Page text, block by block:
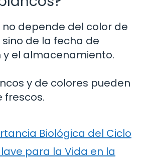
no depende del color de
de la fecha de
y el almacenamiento.
y de colores pueden
frescos.
Biológica del Ciclo
para la Vida en la